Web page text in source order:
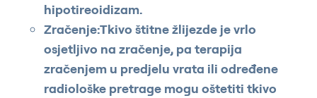
hipotireoidizam.
Zračenje:Tkivo štitne žlijezde je vrlo
osjetljivo na zračenje, pa terapija
zračenjem u predjelu vrata ili određene
radiološke pretrage mogu oštetiti tkivo